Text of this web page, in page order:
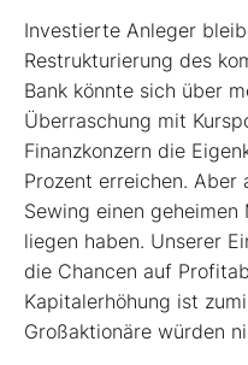
Investierte Anleger
Restrukturierung des
Bank könnte sich über
Überraschung mit
Finanzkonzern die
Prozent erreichen. Aber
Sewing einen
liegen haben. Unserer
die Chancen auf
Kapitalerhöhung ist
Großaktionäre würden